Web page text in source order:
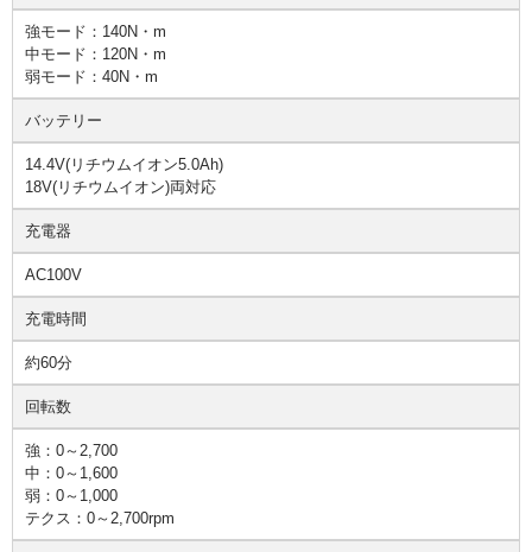
強モード：140N・m
中モード：120N・m
弱モード：40N・m
バッテリー
14.4V(リチウムイオン5.0Ah)
18V(リチウムイオン)両対応
充電器
AC100V
充電時間
約60分
回転数
強：0～2,700
中：0～1,600
弱：0～1,000
テクス：0～2,700rpm